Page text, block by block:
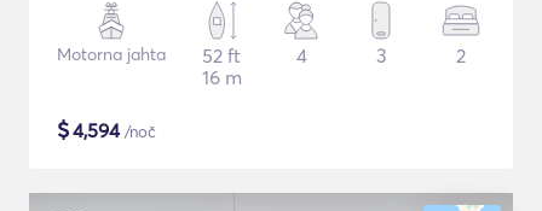
Motorna jahta
52 ft
16 m
4 3 2
$4,594/noč